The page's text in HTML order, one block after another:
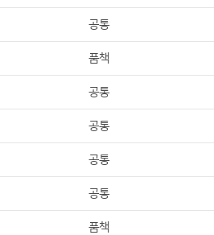
공통
품책
공통
공통
공통
공통
품책